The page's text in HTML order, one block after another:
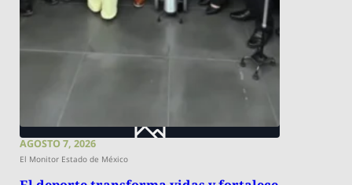
AGOSTO 7, 2026
El Monitor Estado de México